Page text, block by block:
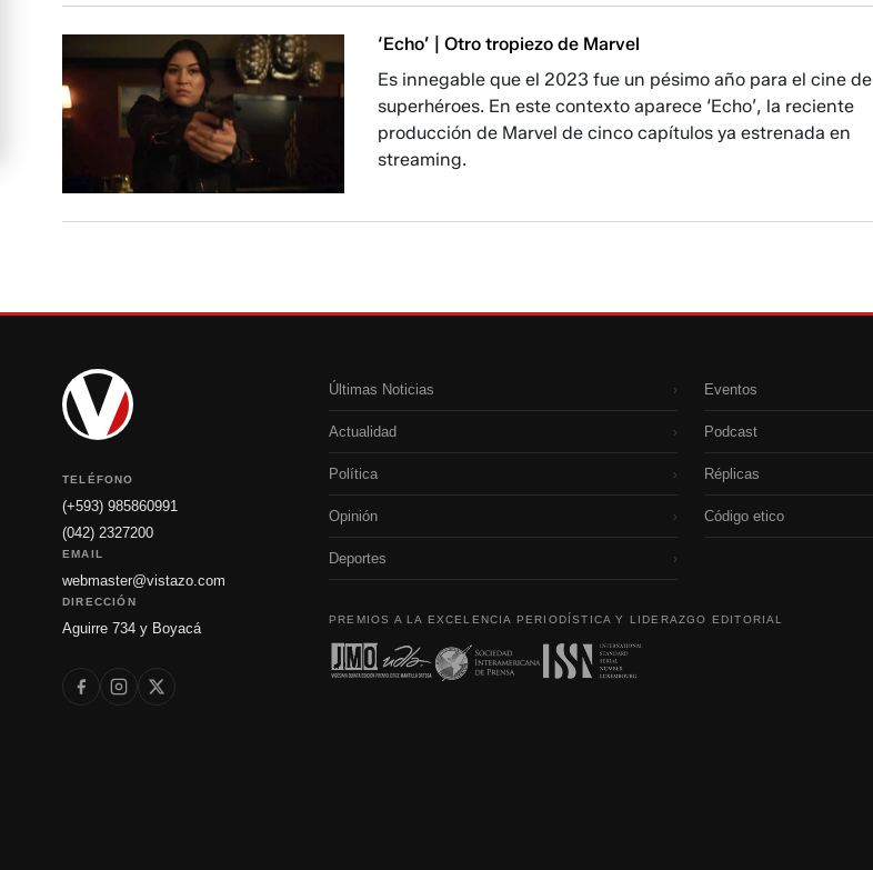
‘Echo’ | Otro tropiezo de Marvel
Es innegable que el 2023 fue un pésimo año para el cine de
superhéroes. En este contexto aparece ‘Echo’, la reciente
producción de Marvel de cinco capítulos ya estrenada en
streaming.
TELÉFONO
(+593) 985860991
(042) 2327200
EMAIL
webmaster@vistazo.com
DIRECCIÓN
Aguirre 734 y Boyacá
Últimas Noticias ›
Actualidad ›
Política ›
Opinión ›
Deportes ›
Eventos
Podcast
Réplicas
Código etico
PREMIOS A LA EXCELENCIA PERIODÍSTICA Y LIDERAZGO EDITORIAL